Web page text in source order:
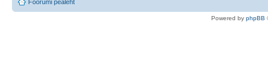
Foorumi pealeht
Powered by phpBB